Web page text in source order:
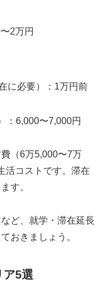
2万円
に必要）：1万円前
：6,000〜7,000円
（6万5,000〜7万
活コストです。滞在
す。
ど、就学・滞在延長
おきましょう。
ア5選